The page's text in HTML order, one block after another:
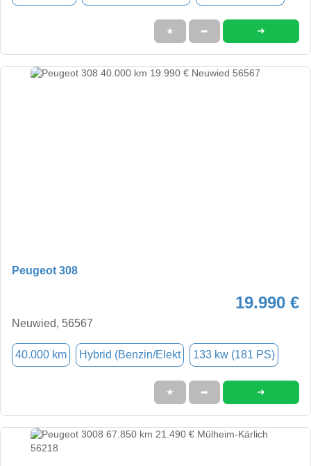
★ ➦ ➜
Peugeot 308
19.990 €
Neuwied, 56567
40.000 km Hybrid (Benzin/Elekt 133 kw (181 PS)
★ ➦ ➜